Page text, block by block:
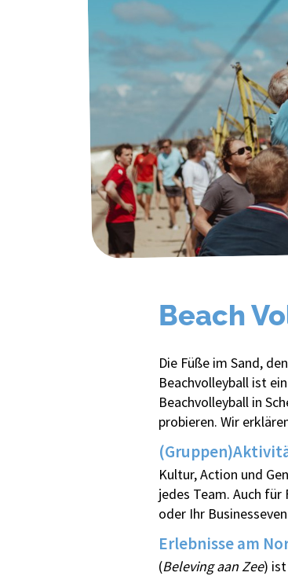
Beach
Die Füße im Sand,
Beachvolleyball ist
Beachvolleyball in
probieren. Wir
Kultur, Action und
jedes Team. Auch
oder Ihr
Erlebnisse am
(Beleving aan Zee)